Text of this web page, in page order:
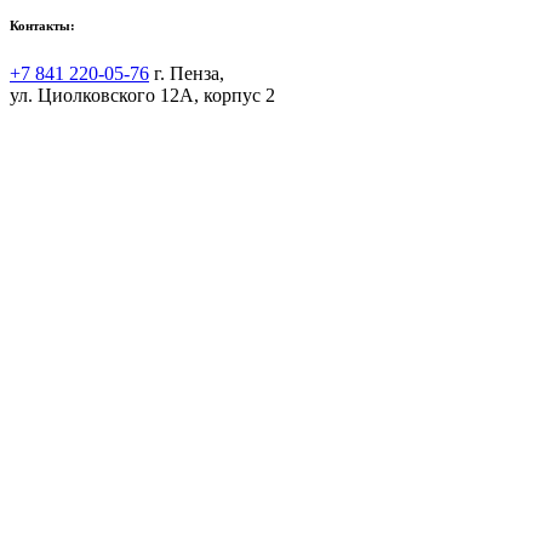
Контакты:
+7 841 220-05-76 г. Пенза,
ул. Циолковского 12А, корпус 2